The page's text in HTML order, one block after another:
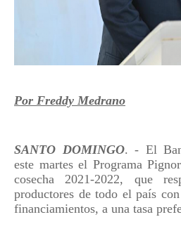
Por Freddy Medrano
SANTO DOMINGO. - El
este martes el Programa
cosecha 2021-2022, que
productores de todo el país
financiamientos, a una tasa